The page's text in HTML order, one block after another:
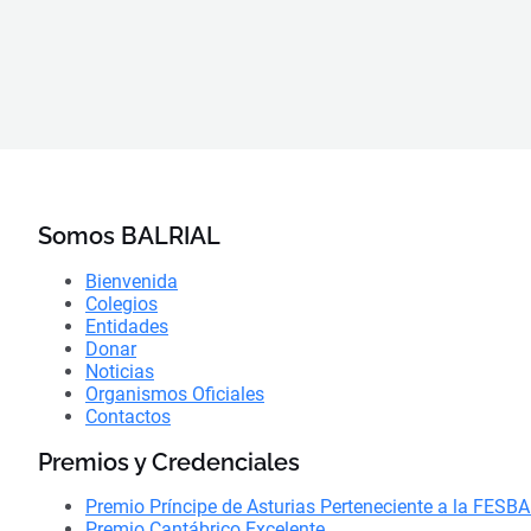
Somos BALRIAL
Bienvenida
Colegios
Entidades
Donar
Noticias
Organismos Oficiales
Contactos
Premios y Credenciales
Premio Príncipe de Asturias Perteneciente a la